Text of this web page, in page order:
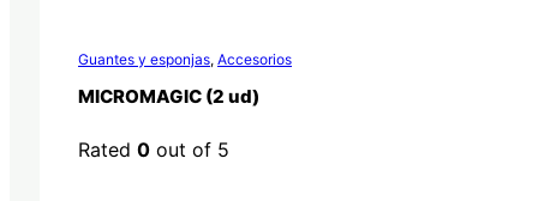
Guantes y esponjas, Accesorios
MICROMAGIC (2 ud)
Rated 0 out of 5